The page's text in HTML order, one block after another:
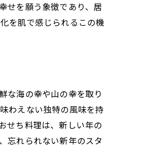
せを願う象徴であり、居
を肌で感じられるこの機
な海の幸や山の幸を取り
わえない独特の風味を持
せち料理は、新しい年の
忘れられない新年のスタ